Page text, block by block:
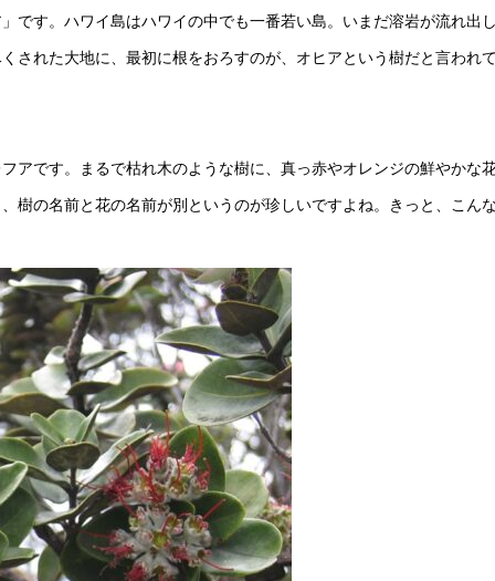
です。ハワイ島はハワイの中でも一番若い島。いまだ溶岩が流れ出
された大地に、最初に根をおろすのが、オヒアという樹だと言われ
アです。まるで枯れ木のような樹に、真っ赤やオレンジの鮮やかな
樹の名前と花の名前が別というのが珍しいですよね。きっと、こん